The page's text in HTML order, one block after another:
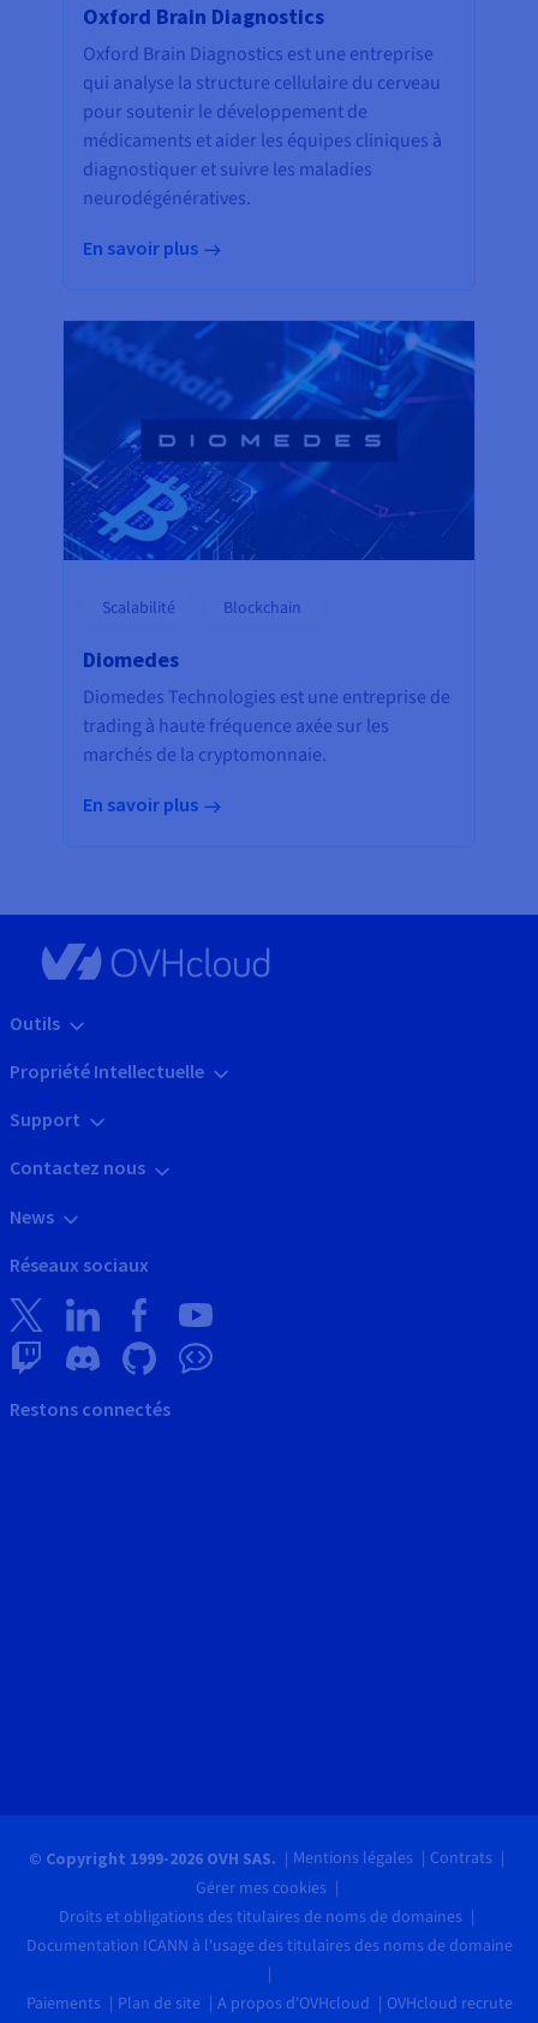
Oxford Brain Diagnostics
Oxford Brain Diagnostics est une entreprise
qui analyse la structure cellulaire du cerveau
pour soutenir le développement de
médicaments et aider les équipes cliniques à
diagnostiquer et suivre les maladies
neurodégénératives.
En savoir plus
Scalabilité Blockchain
Diomedes
Diomedes Technologies est une entreprise de
trading à haute fréquence axée sur les
marchés de la cryptomonnaie.
En savoir plus
Outils
Propriété Intellectuelle
Support
Contactez nous
News
Réseaux sociaux
Restons connectés
© Copyright 1999-2026 OVH SAS. Mentions légales
Contrats
Gérer mes cookies
Droits et obligations des titulaires de noms de domaines
Documentation ICANN à l'usage des titulaires des noms de domaine
Paiements Plan de site A propos d'OVHcloud OVHcloud recrute